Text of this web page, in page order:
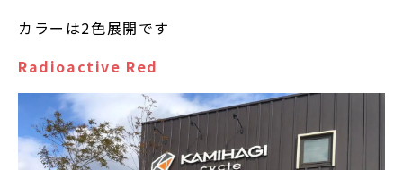
カラーは2色展開です
Radioactive Red